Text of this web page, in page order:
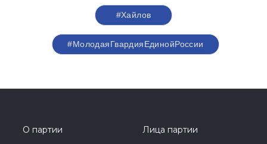
#Хайлов
#МолодаяГвардияЕдинойРоссии
О партии
Лица партии